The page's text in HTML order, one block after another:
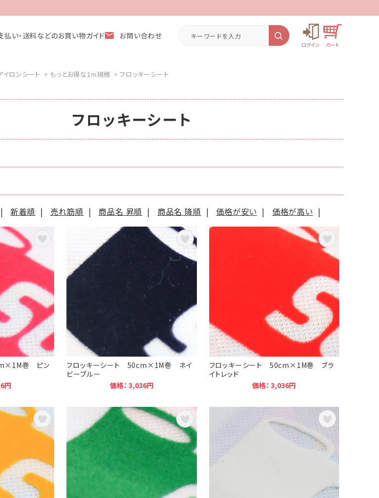
払い・送料などのお買い物ガイド お問い合わせ
イロンシート > もっとお得な1m規格 > フロッキーシート
フロッキーシート
| 新着順 | 売れ筋順 | 商品名 昇順 | 商品名 降順 | 価格が安い | 価格が高い |
巻 ピン
円
フロッキーシート 50cm×1M巻 ネイ
ビーブルー
価格： 3,036円
フロッキーシート 50cm×1M巻 ブラ
イトレッド
価格： 3,036円